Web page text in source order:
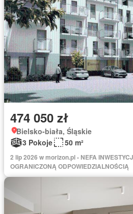
474 050 zł
Bielsko-biała, Śląskie
3 Pokoje
50 m²
2 lip 2026 w morizon.pl - NEFA
OGRANICZONĄ ODPOWIEDZIALNOŚCIĄ